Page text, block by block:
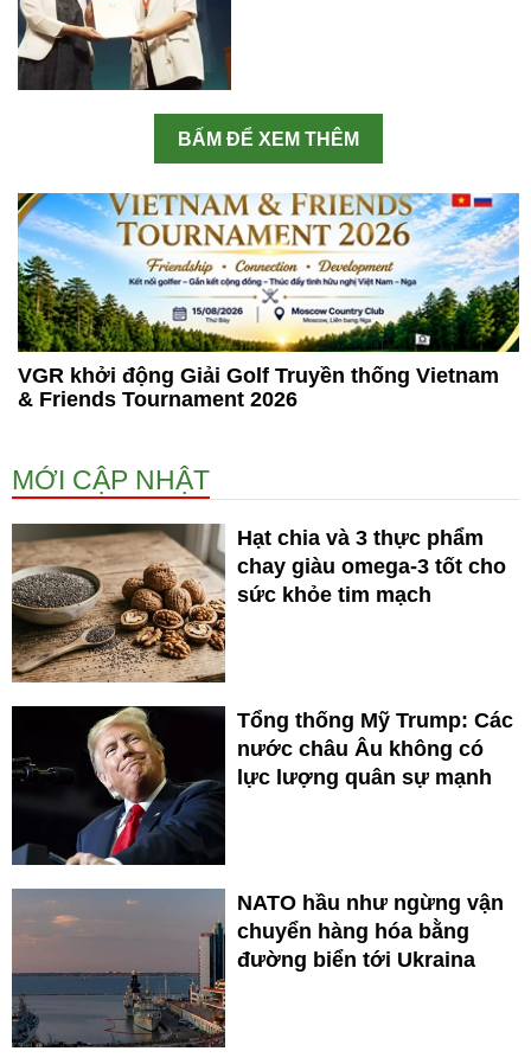
BẤM ĐỂ XEM THÊM
VGR khởi động Giải Golf Truyền thống Vietnam
& Friends Tournament 2026
MỚI CẬP NHẬT
Hạt chia và 3 thực phẩm
chay giàu omega-3 tốt cho
sức khỏe tim mạch
Tổng thống Mỹ Trump: Các
nước châu Âu không có
lực lượng quân sự mạnh
NATO hầu như ngừng vận
chuyển hàng hóa bằng
đường biển tới Ukraina